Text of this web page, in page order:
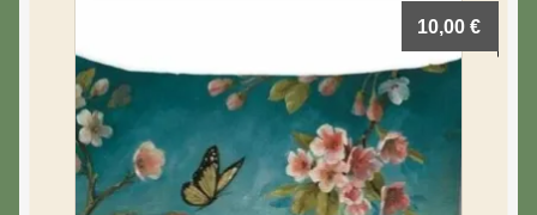
10,00€